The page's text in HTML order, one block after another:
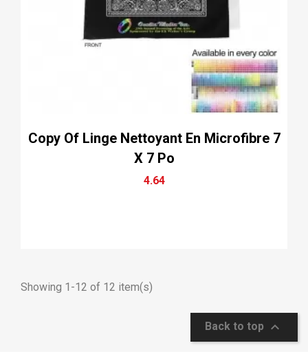
Copy Of Linge Nettoyant En Microfibre 7
X 7 Po
4.64
Showing 1-12 of 12 item(s)
Back to top 